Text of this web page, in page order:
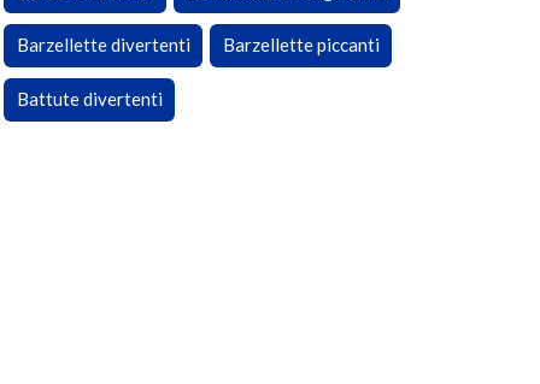
Barzellette divertenti Barzellette piccanti
Battute divertenti